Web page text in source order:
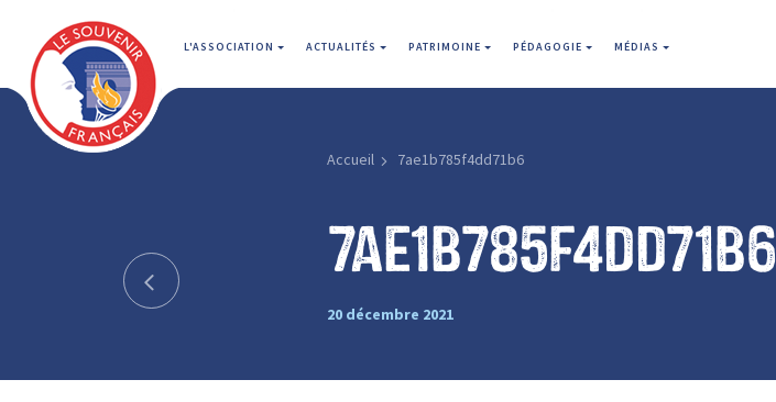
L'ASSOCIATION ACTUALITÉS PATRIMOINE PÉDAGOGIE MÉDIAS
Accueil 7ae1b785f4dd71b6
7ae1b785f4dd71b6
20 décembre 2021